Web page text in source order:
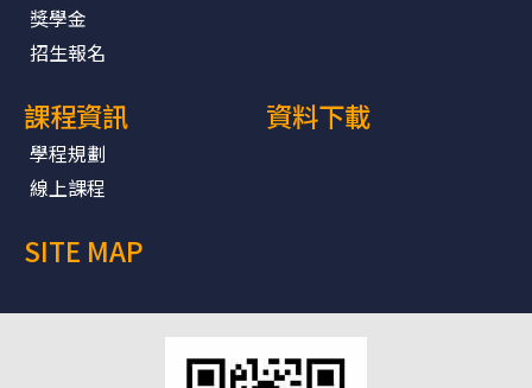
獎學金
招生報名
課程資訊
學程規劃
線上課程
資料下載
SITE MAP